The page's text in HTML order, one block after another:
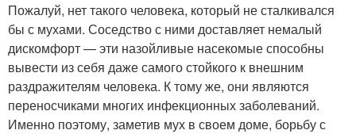
Пожалуй, нет такого человека, который не сталкивался
бы с мухами. Соседство с ними доставляет немалый
дискомфорт — эти назойливые насекомые способны
вывести из себя даже самого стойкого к внешним
раздражителям человека. К тому же, они являются
переносчиками многих инфекционных заболеваний.
Именно поэтому, заметив мух в своем доме, борьбу с